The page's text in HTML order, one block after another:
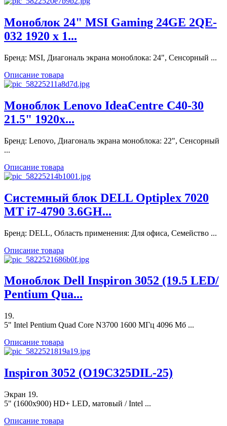
Моноблок 24" MSI Gaming 24GE 2QE-
032 1920 x 1...
Бренд: MSI, Диагональ экрана моноблока: 24", Сенсорный ...
Описание товара
Моноблок Lenovo IdeaCentre C40-30
21.5" 1920x...
Бренд: Lenovo, Диагональ экрана моноблока: 22", Сенсорный
...
Описание товара
Системный блок DELL Optiplex 7020
MT i7-4790 3.6GH...
Бренд: DELL, Область применения: Для офиса, Семейство ...
Описание товара
Моноблок Dell Inspiron 3052 (19.5 LED/
Pentium Qua...
19.
5" Intel Pentium Quad Core N3700 1600 МГц 4096 Мб ...
Описание товара
Inspiron 3052 (O19C325DIL-25)
Экран 19.
5" (1600x900) HD+ LED, матовый / Intel ...
Описание товара